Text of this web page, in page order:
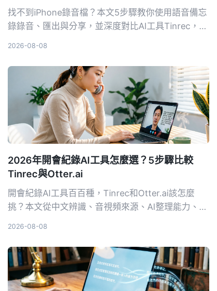
找不到iPhone錄音檔？本文5步驟教你使用語音備忘
錄錄音、匯出與分享，並深度對比AI工具Tinrec，讓
2026-08-08
2026年開會紀錄AI工具怎麼選？5步驟比較
Tinrec與Otter.ai
開會紀錄AI工具百百種，Tinrec和Otter.ai該怎麼
挑？本文從中文辨識、音視頻來源、AI整理能力、價
2026-08-08